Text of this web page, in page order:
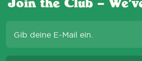
Join the Club –